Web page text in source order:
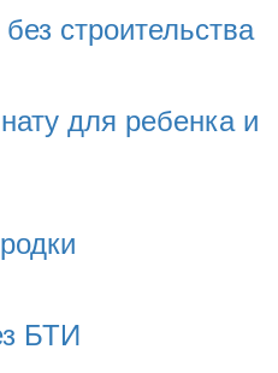
строительства
для ребенка и
БТИ